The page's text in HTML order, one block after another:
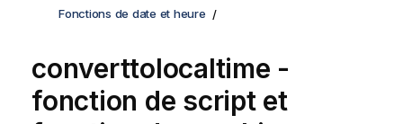
Fonctions de date et heure
converttolocaltime -
fonction de script et